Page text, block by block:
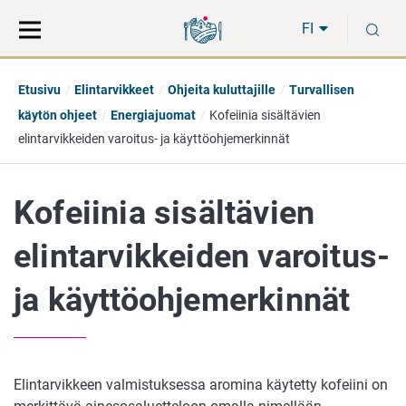
suoraan
sisältöön
koko
sivuston
FI
Etusivu Elintarvikkeet Ohjeita kuluttajille
Turvallisen
käytön ohjeet
Energiajuomat
Kofeiinia sisältävien
elintarvikkeiden varoitus- ja käyttöohjemerkinnät
Kofeiinia sisältävien
elintarvikkeiden varoitus-
ja käyttöohjemerkinnät
Elintarvikkeen valmistuksessa aromina käytetty kofeiini on